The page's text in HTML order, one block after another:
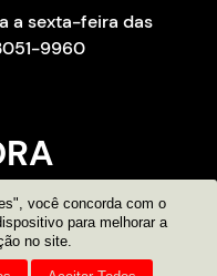
a sexta-feira das
9960
você concorda com o
para melhorar a
no site.